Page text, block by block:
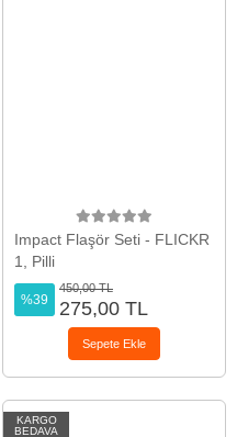
Impact Flaşör Seti - FLICKR
1, Pilli
%39
450,00 TL
275,00 TL
Sepete Ekle
KARGO
BEDAVA